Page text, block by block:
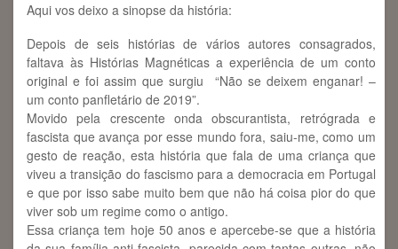
Aqui vos deixo a sinopse da história:
Depois de seis histórias de vários autores consagrados,
faltava às Histórias Magnéticas a experiência de um conto
original e foi assim que surgiu
“Não se deixem enganar! –
um conto panfletário de 2019”.
Movido pela crescente onda obscurantista, retrógrada e
fascista que avança por esse mundo fora, saiu-me, como um
gesto de reação, esta história que fala de uma criança que
viveu a transição do fascismo para a democracia em Portugal
e que por isso sabe muito bem que não há coisa pior do que
viver sob um regime como o antigo.
Essa criança tem hoje 50 anos e apercebe-se que a história